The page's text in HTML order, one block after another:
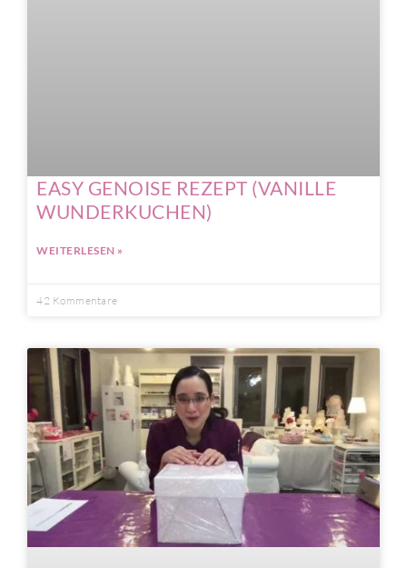
EASY GENOISE REZEPT (VANILLE
WUNDERKUCHEN)
WEITERLESEN »
42 Kommentare